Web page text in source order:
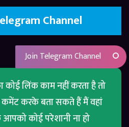
Channel
लिंक काम नहीं करता है तो
करके बता सकते हैं मैं वहां
कोई परेशानी ना हो
Join Telegram Channel